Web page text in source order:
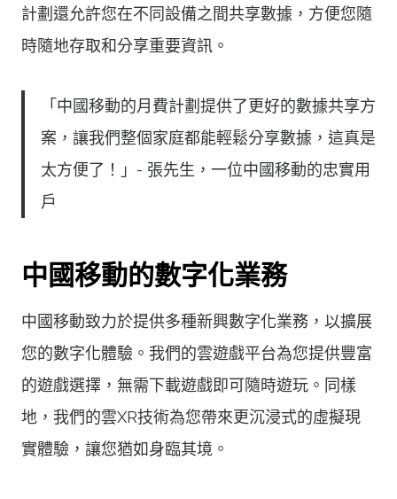
計劃還允許您在不同設備之間共享數據，方便您隨
時隨地存取和分享重要資訊。
「中國移動的月費計劃提供了更好的數據共享方
案，讓我們整個家庭都能輕鬆分享數據，這真是
太方便了！」- 張先生，一位中國移動的忠實用
戶
中國移動的數字化業務
中國移動致力於提供多種新興數字化業務，以擴展
您的數字化體驗。我們的雲遊戲平台為您提供豐富
的遊戲選擇，無需下載遊戲即可隨時遊玩。同樣
地，我們的雲XR技術為您帶來更沉浸式的虛擬現
實體驗，讓您猶如身臨其境。